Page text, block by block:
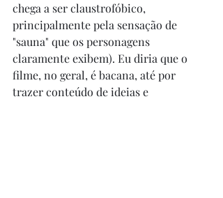
chega a ser claustrofóbico,
principalmente pela sensação de
"sauna" que os personagens
claramente exibem). Eu diria que o
filme, no geral, é bacana, até por
trazer conteúdo de ideias e